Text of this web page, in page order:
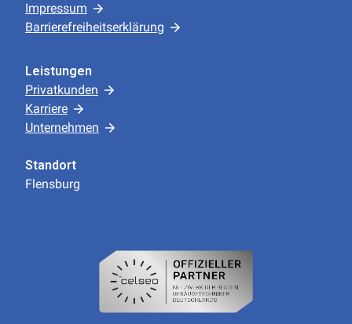
Impressum
Barrierefreiheitserklärung
Leistungen
Privatkunden
Karriere
Unternehmen
Standort
Flensburg